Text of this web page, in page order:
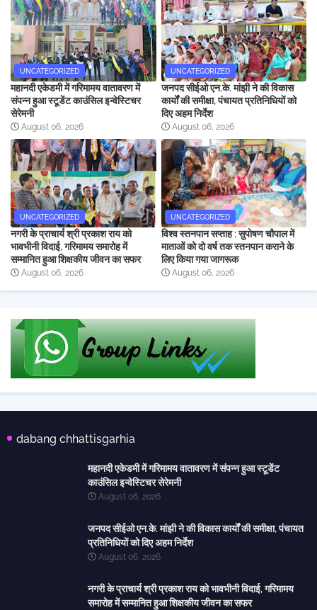
UNCATEGORIZED
महानदी एकेडमी में गरिमामय वातावरण में
संपन्न हुआ स्टूडेंट काउंसिल इन्वेस्टिचर
सेरेमनी
August 06, 2026
UNCATEGORIZED
जनपद सीईओ एन.के. मांझी ने की विकास
कार्यों की समीक्षा, पंचायत प्रतिनिधियों को
दिए अहम निर्देश
August 06, 2026
UNCATEGORIZED
नगरी के प्राचार्य श्री प्रकाश राय को
भावभीनी विदाई, गरिमामय समारोह में
सम्मानित हुआ शिक्षकीय जीवन का सफर
August 06, 2026
UNCATEGORIZED
विश्व स्तनपान सप्ताह : सुपोषण चौपाल में
माताओं को दो वर्ष तक स्तनपान कराने के
लिए किया गया जागरूक
August 06, 2026
dabang chhattisgarhia
महानदी एकेडमी में गरिमामय वातावरण में संपन्न हुआ स्टूडेंट
काउंसिल इन्वेस्टिचर सेरेमनी
August 06, 2026
जनपद सीईओ एन.के. मांझी ने की विकास कार्यों की समीक्षा, पंचायत
प्रतिनिधियों को दिए अहम निर्देश
August 06, 2026
नगरी के प्राचार्य श्री प्रकाश राय को भावभीनी विदाई, गरिमामय
समारोह में सम्मानित हुआ शिक्षकीय जीवन का सफर